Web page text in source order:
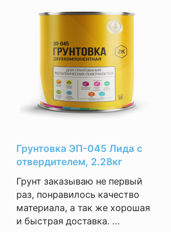
Грунтовка ЭП-045 Лида с
отвердителем, 2.28кг
Грунт заказываю не первый
раз, понравилось качество
материала, а так же хорошая
и быстрая доставка. ...